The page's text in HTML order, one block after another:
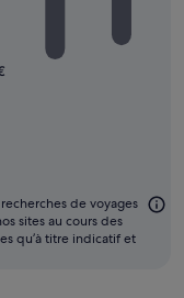
de voyages
sites au cours des
qu’à titre indicatif et